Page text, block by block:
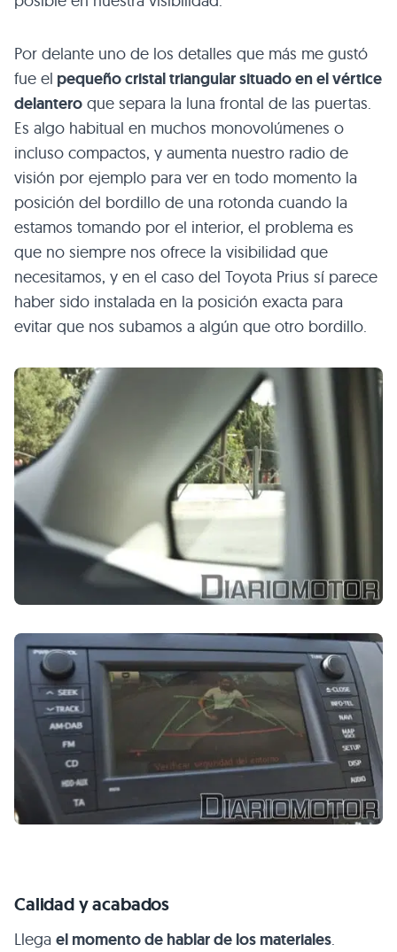
Por delante uno de los detalles que más me gustó
fue el pequeño cristal triangular situado en el vértice
delantero que separa la luna frontal de las puertas.
Es algo habitual en muchos monovolúmenes o
incluso compactos, y aumenta nuestro radio de
visión por ejemplo para ver en todo momento la
posición del bordillo de una rotonda cuando la
estamos tomando por el interior, el problema es
que no siempre nos ofrece la visibilidad que
necesitamos, y en el caso del Toyota Prius sí parece
haber sido instalada en la posición exacta para
evitar que nos subamos a algún que otro bordillo.
Calidad y acabados
Llega el momento de hablar de los materiales.